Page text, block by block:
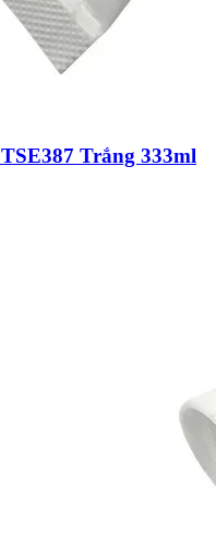
Trắng 333ml